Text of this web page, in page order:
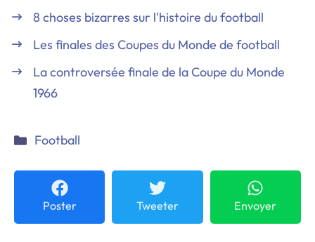
8 choses bizarres sur l'histoire du football
Les finales des Coupes du Monde de football
La controversée finale de la Coupe du Monde
1966
Catégories
Football
Poster Tweeter Envoyer